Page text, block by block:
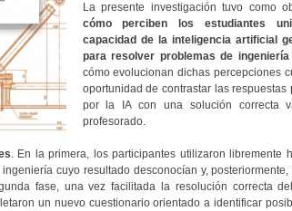
La presente investigación tuvo como
cómo perciben los estudiantes
capacidad de la inteligencia artificial
para resolver problemas de ingeniería
cómo evolucionan dichas percepciones
oportunidad de contrastar las respuestas
por la IA con una solución correcta
profesorado.
. En la primera, los participantes utilizaron libremente
cuyo resultado desconocían y,
fase, una vez facilitada la resolución correcta
un nuevo cuestionario orientado a identificar